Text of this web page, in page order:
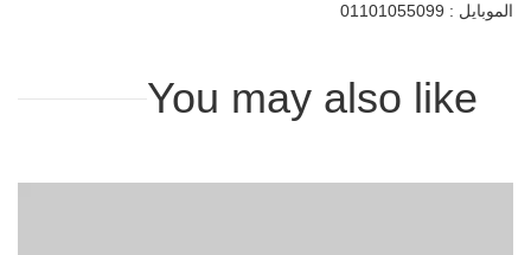
الموبايل : 01101055099
You may also like